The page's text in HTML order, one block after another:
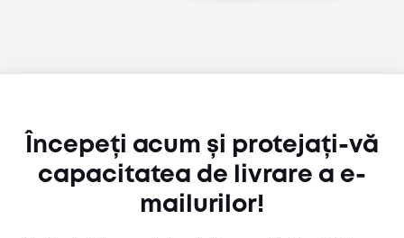
Începeți acum și protejați-vă
capacitatea de livrare a e-
mailurilor!